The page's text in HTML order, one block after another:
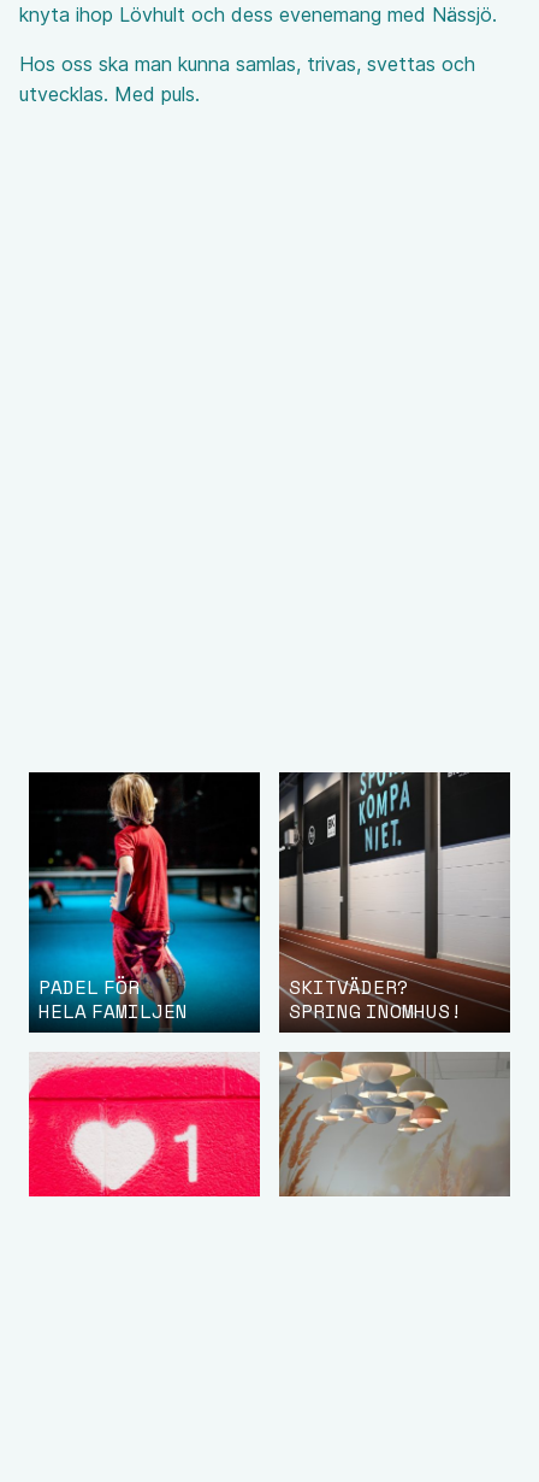
knyta ihop Lövhult och dess evenemang med Nässjö.
Hos oss ska man kunna samlas, trivas, svettas och
utvecklas. Med puls.
PADEL FÖR
HELA FAMILJEN
SKITVÄDER?
SPRING INOMHUS!